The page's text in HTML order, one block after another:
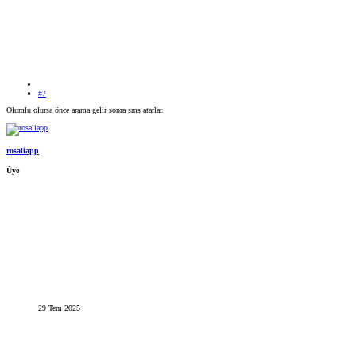
#7
Olumlu olursa önce arama gelir sonra sms atarlar.
rosaliapp
Üye
29 Tem 2025